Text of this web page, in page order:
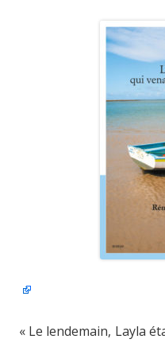
« Le lendemain, Layla